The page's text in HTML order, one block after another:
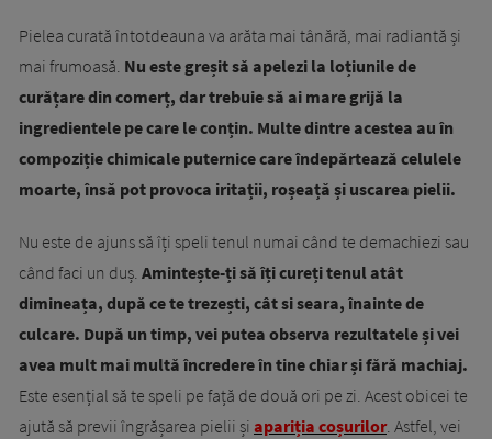
Pielea curată întotdeauna va arăta mai tânără, mai radiantă și
mai frumoasă. Nu este greșit să apelezi la loțiunile de
curățare din comerț, dar trebuie să ai mare grijă la
ingredientele pe care le conțin. Multe dintre acestea au în
compoziție chimicale puternice care îndepărtează celulele
moarte, însă pot provoca iritații, roșeață și uscarea pielii.
Nu este de ajuns să îți speli tenul numai când te demachiezi sau
când faci un duș. Amintește-ți să îți cureți tenul atât
dimineața, după ce te trezești, cât si seara, înainte de
culcare. După un timp, vei putea observa rezultatele și vei
avea mult mai multă încredere în tine chiar și fără machiaj.
Este esențial să te speli pe față de două ori pe zi. Acest obicei te
ajută să previi îngrășarea pielii și apariția coșurilor. Astfel, vei